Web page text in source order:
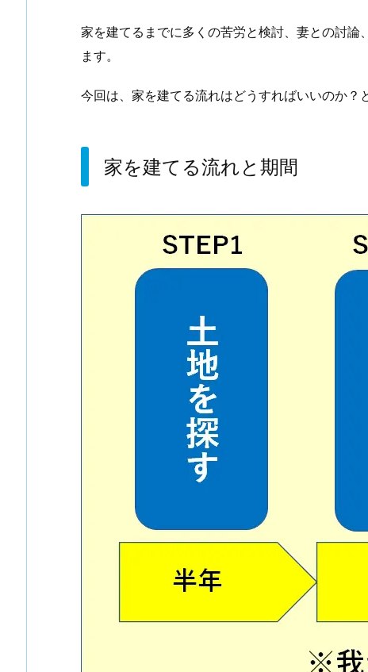
家を建てるまでに多くの苦労と検討、妻との討
ます。
今回は、家を建てる流れはどうすればいいのか？
家を建てる流れと期間